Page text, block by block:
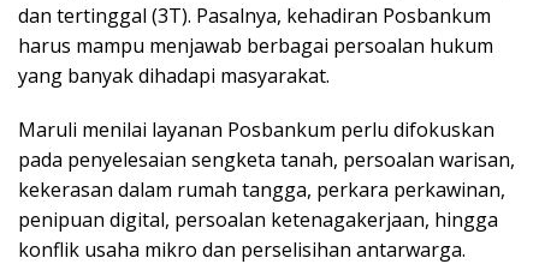
dan tertinggal (3T). Pasalnya, kehadiran Posbankum
harus mampu menjawab berbagai persoalan hukum
yang banyak dihadapi masyarakat.
Maruli menilai layanan Posbankum perlu difokuskan
pada penyelesaian sengketa tanah, persoalan warisan,
kekerasan dalam rumah tangga, perkara perkawinan,
penipuan digital, persoalan ketenagakerjaan, hingga
konflik usaha mikro dan perselisihan antarwarga.